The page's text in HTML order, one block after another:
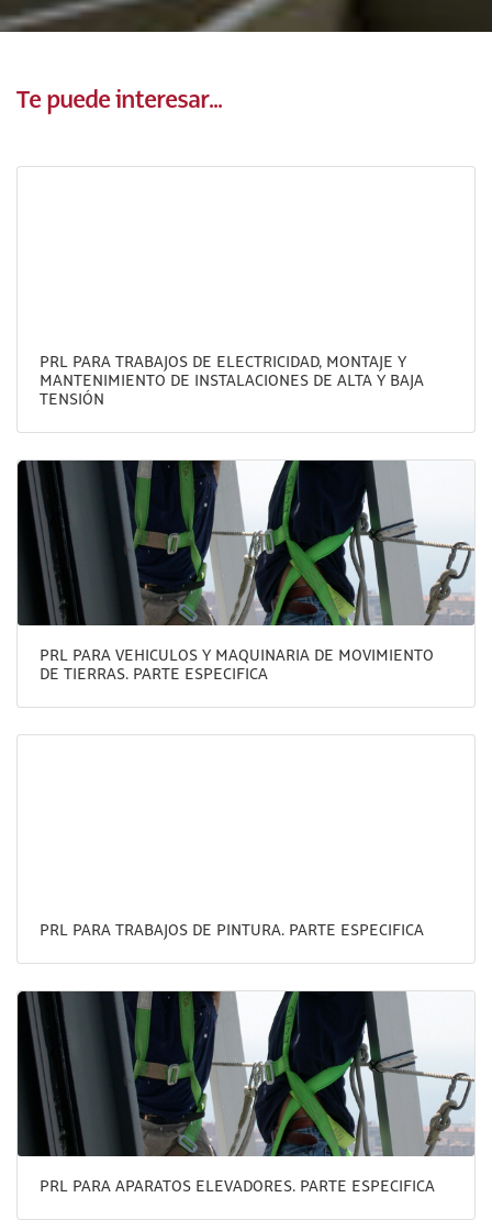
Te puede interesar...
PRL PARA TRABAJOS DE ELECTRICIDAD, MONTAJE Y
MANTENIMIENTO DE INSTALACIONES DE ALTA Y BAJA
TENSIÓN
PRL PARA VEHICULOS Y MAQUINARIA DE MOVIMIENTO
DE TIERRAS. PARTE ESPECIFICA
PRL PARA TRABAJOS DE PINTURA. PARTE ESPECIFICA
PRL PARA APARATOS ELEVADORES. PARTE ESPECIFICA